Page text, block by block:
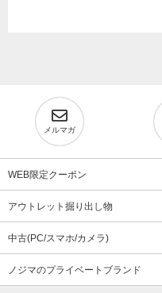
メルマガ
WEB限定クーポン
アウトレット掘り出し物
中古(PC/スマホ/カメラ)
ノジマのプライベートブランド